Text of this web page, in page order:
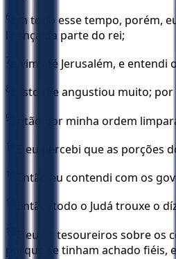
6
Em todo esse tempo, porém,
licença da parte do rei;
7 e vim até Jerusalém, e
8 E isto me angustiou muito;
9 Então por minha ordem
10 E eu percebi que as
11 Então eu contendi com os
12 Então, todo o Judá trouxe o
13
E eu fiz tesoureiros sobre os
porque se tinham achado fiéis,